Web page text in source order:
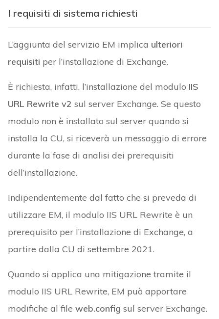
I requisiti di sistema richiesti
L’aggiunta del servizio EM implica ulteriori
requisiti per l’installazione di Exchange.
È richiesta, infatti, l’installazione del modulo IIS
URL Rewrite v2 sul server Exchange. Se questo
modulo non è installato sul server quando si
installa la CU, si riceverà un messaggio di errore
durante la fase di analisi dei prerequisiti
dell’installazione.
Indipendentemente dal fatto che si preveda di
utilizzare EM, il modulo IIS URL Rewrite è un
prerequisito per l’installazione di Exchange, a
partire dalla CU di settembre 2021.
Quando si applica una mitigazione tramite il
modulo IIS URL Rewrite, EM può apportare
modifiche al file web.config sul server Exchange.